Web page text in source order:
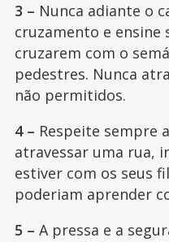
3 – Nunca adiante o
cruzamento e ensine
cruzarem com o
pedestres. Nunca
não permitidos.
4 – Respeite sempre
atravessar uma rua,
estiver com os seus
poderiam aprender
5 – A pressa e a